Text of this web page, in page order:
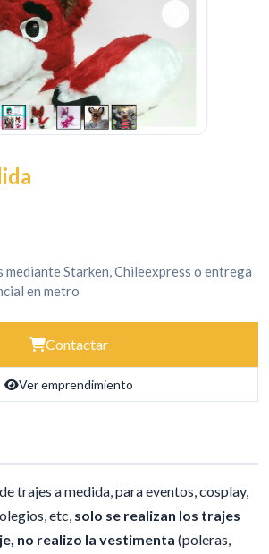
mediante Starken, Chileexpress o entrega
en metro
Contactar
Ver emprendimiento
trajes a medida, para eventos, cosplay,
etc, solo se realizan los trajes
no realizo la vestimenta (poleras,